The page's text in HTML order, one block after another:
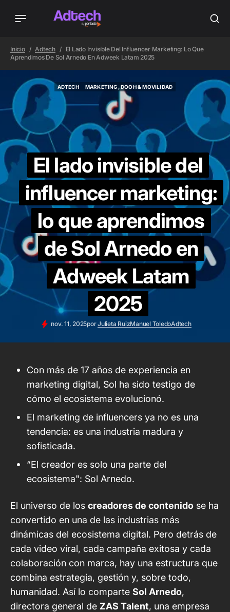
Inicio Adtech
El Lado Invisible Del Influencer Marketing: Lo Que
Aprendimos De Sol Arnedo En Adweek Latam 2025
ADTECH
ADTECH
MARKETING, DOOH & MOVILIDAD
MARKETING, DOOH & MOVILIDAD
El lado invisible del
influencer marketing:
lo que aprendimos
de Sol Arnedo en
Adweek Latam
2025
nov. 11, 2025porJulieta RuizManuel ToledoAdtech
Con más de 17 años de experiencia en
marketing digital, Sol ha sido testigo de
cómo el ecosistema evolucionó.
El marketing de influencers ya no es una
tendencia: es una industria madura y
sofisticada.
“El creador es solo una parte del
ecosistema": Sol Arnedo.
El universo de los creadores de contenido se ha
convertido en una de las industrias más
dinámicas del ecosistema digital. Pero detrás de
cada video viral, cada campaña exitosa y cada
colaboración con marca, hay una estructura que
combina estrategia, gestión y, sobre todo,
humanidad. Así lo comparte Sol Arnedo,
directora general de ZAS Talent, una empresa